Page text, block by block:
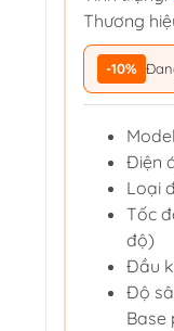
Thương
-10%
Điện
Loại
Tốc
độ)
Đầu
Độ
Base